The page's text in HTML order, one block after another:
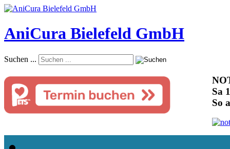
AniCura Bielefeld GmbH
Suchen ...
Sa
So